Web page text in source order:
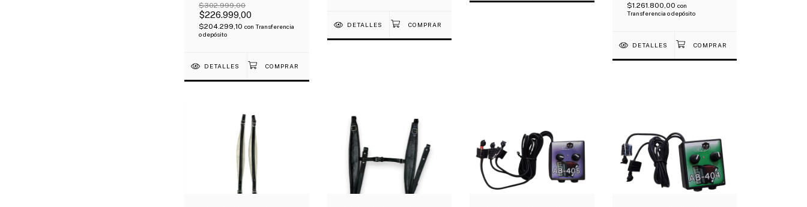
$302.999,00
$226.999,00
$204.299,10 con Transferencia
o depósito
DETALLES
DETALLES
$1.261.800,00 con
Transferencia o depósito
DETALLES